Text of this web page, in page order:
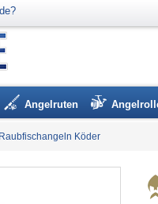
Angelruten
Raubfischangeln Köder